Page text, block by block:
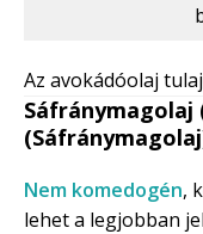
Az avokádóolaj
Nem komedogén,
lehet a legjobban